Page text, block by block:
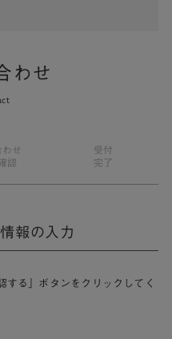
わせ
わせ
認
受付
完了
報の入力
する」ボタンをクリックしてく